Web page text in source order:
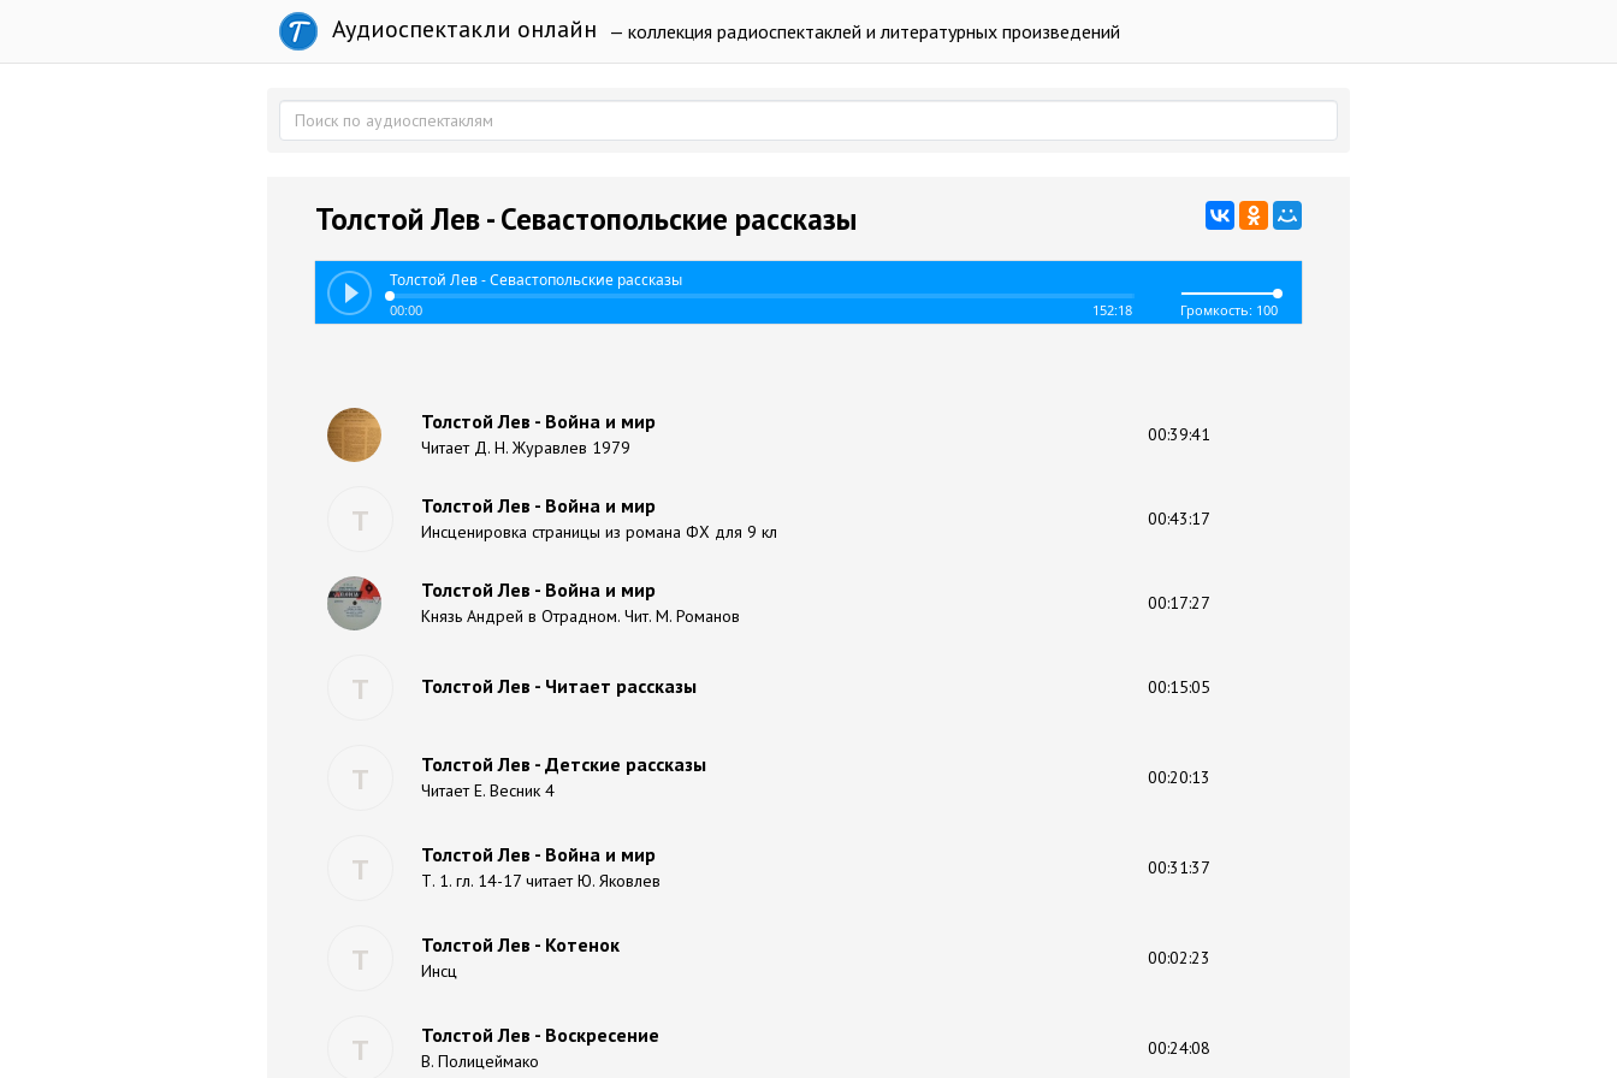
Аудиоспектакли онлайн — коллекция радиоспектаклей и литературных произведений
Толстой Лев - Севастопольские рассказы
Толстой Лев - Севастопольские рассказы
00:00 152:18 Громкость: 100
Толстой Лев - Война и мир
Читает Д. Н. Журавлев 1979
00:39:41
Т Толстой Лев - Война и мир
Инсценировка страницы из романа ФХ для 9 кл
00:43:17
Толстой Лев - Война и мир
Князь Андрей в Отрадном. Чит. М. Романов
00:17:27
Т Толстой Лев - Читает рассказы 00:15:05
Т Толстой Лев - Детские рассказы
Читает Е. Весник 4
00:20:13
Т Толстой Лев - Война и мир
Т. 1. гл. 14-17 читает Ю. Яковлев
00:31:37
Т Толстой Лев - Котенок
Инсц
00:02:23
Т Толстой Лев - Воскресение
В. Полицеймако
00:24:08